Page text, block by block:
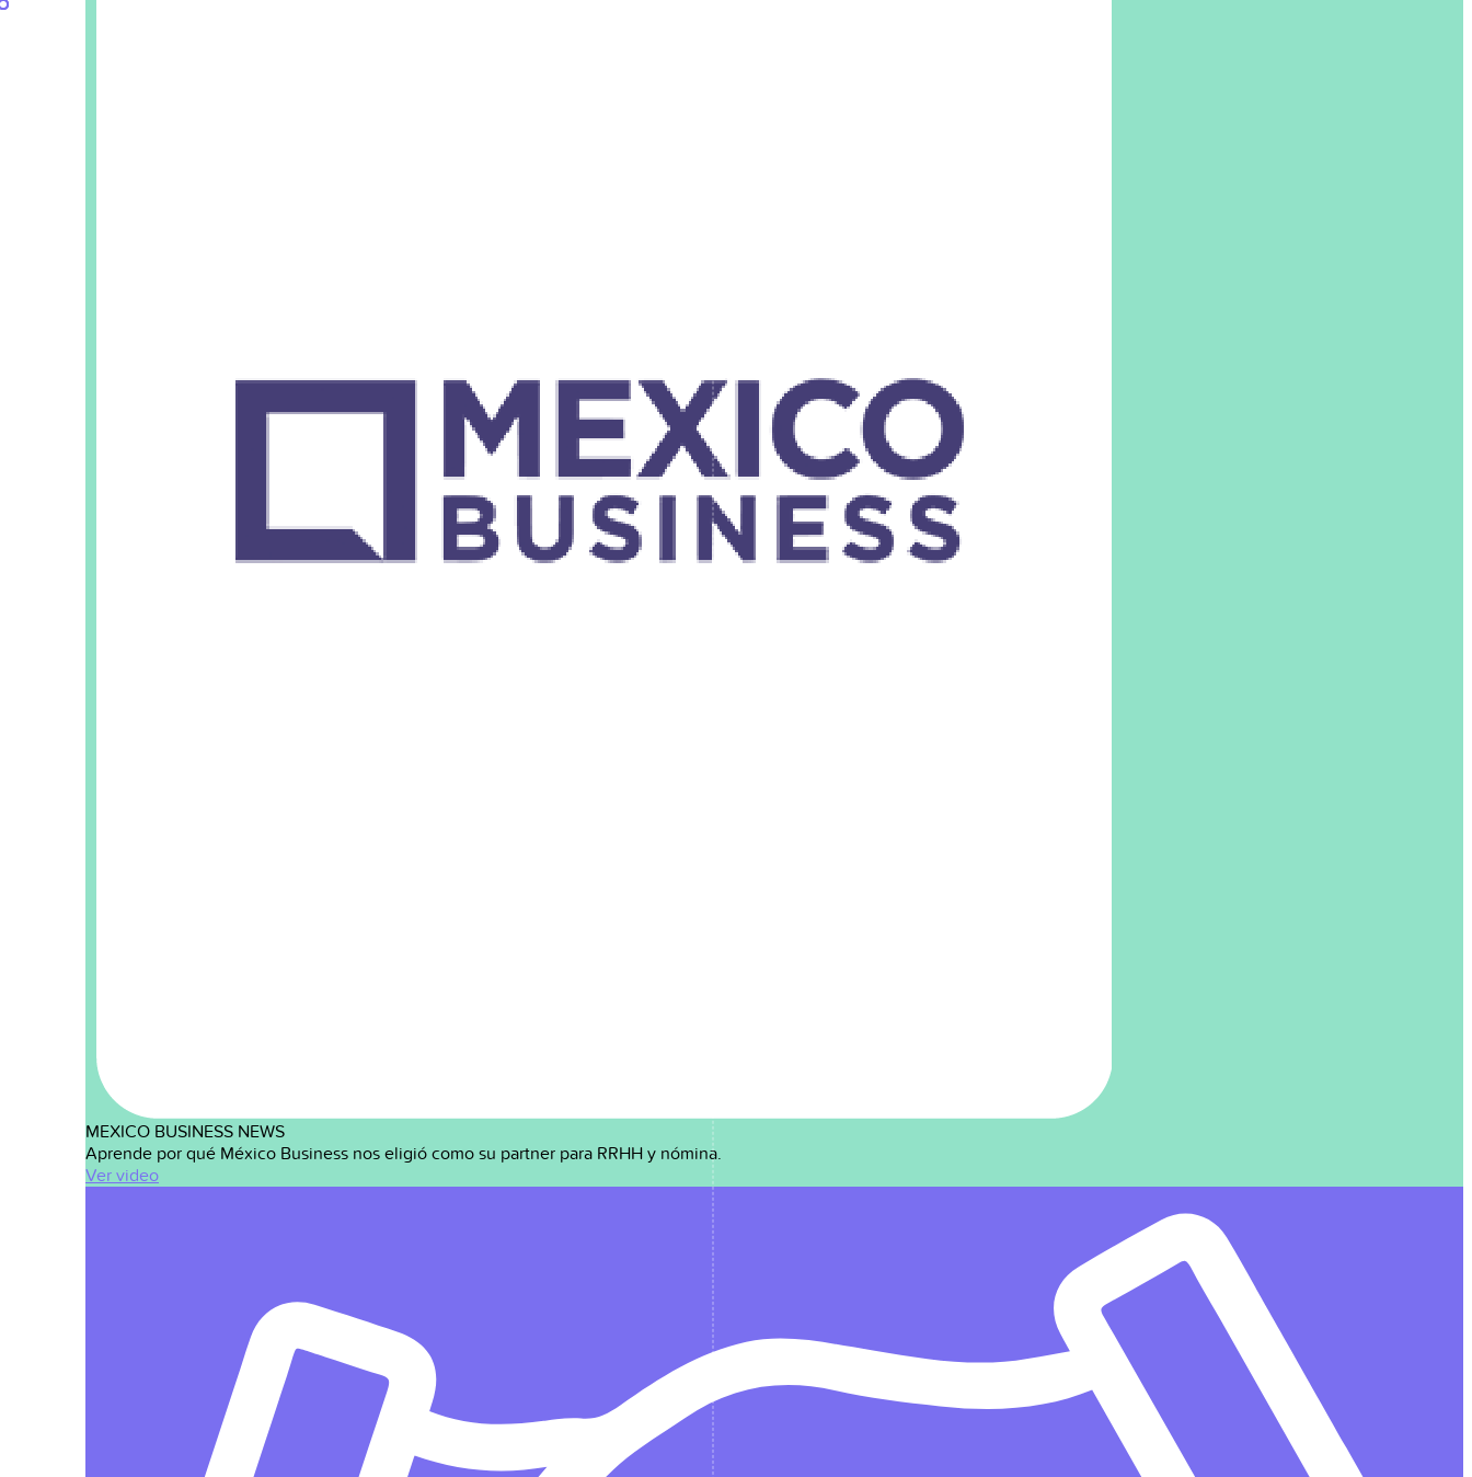
MEXICO BUSINESS NEWS
Aprende por qué México Business nos eligió como su partner para RRHH y nómina.
Ver video